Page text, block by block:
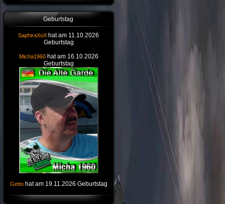
Geburtstag
SaphiraXoX hat am 11.10.2026
Geburtstag
Micha1960 hat am 16.10.2026
Geburtstag
Getto hat am 19.11.2026 Geburtstag